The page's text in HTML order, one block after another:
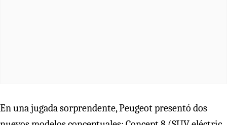
En una jugada sorprendente, Peugeot presentó dos